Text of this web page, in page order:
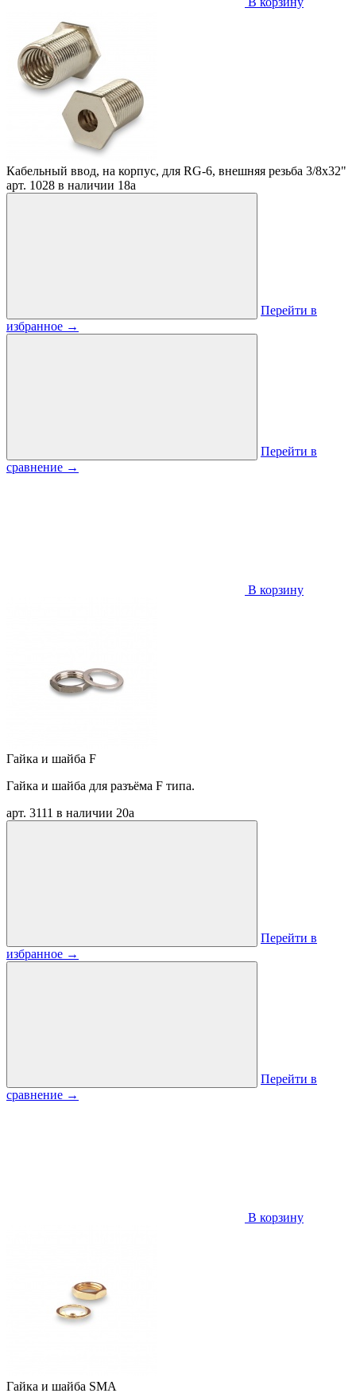
Кабельный ввод, на корпус, для RG-6, внешняя резьба 3/8х32"
арт. 1028 в наличии 18a
Перейти в
избранное →
Перейти в
сравнение →
В корзину
Гайка и шайба F
Гайка и шайба для разъёма F типа.
арт. 3111 в наличии 20a
Перейти в
избранное →
Перейти в
сравнение →
В корзину
Гайка и шайба SMA